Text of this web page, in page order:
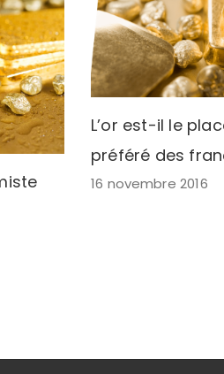
L’or est-il le
préféré des
16 novembre 2016